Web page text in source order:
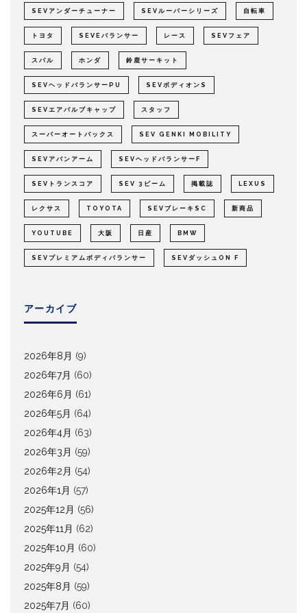
SEVアンダーチューナー SEVルーパーシリーズ 自転車
トヨタ SEVEバランサー レース SEVフェア
スバル ホンダ 鈴鹿サーキット
SEVヘッドバランサーPU SEVボディオンS
SEVエアバルブキャップ スタッフ
スーパーオートバックス SEV GENKI MOBILITY
SEVアバンアーム SEVヘッドバランサーF
SEVトランスコア SEV 3ビーム 掲載誌 LEXUS
レクサス TOYOTA SEVブレーキSC 新商品
YOUTUBE 大阪 日産 BMW
SEVプレミアムボディバランサー SEVダッシュON F
アーカイブ
2026年8月 (9)
2026年7月 (60)
2026年6月 (61)
2026年5月 (64)
2026年4月 (63)
2026年3月 (59)
2026年2月 (54)
2026年1月 (57)
2025年12月 (56)
2025年11月 (62)
2025年10月 (60)
2025年9月 (54)
2025年8月 (59)
2025年7月 (60)